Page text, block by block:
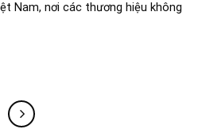
Nam, nơi các thương hiệu không